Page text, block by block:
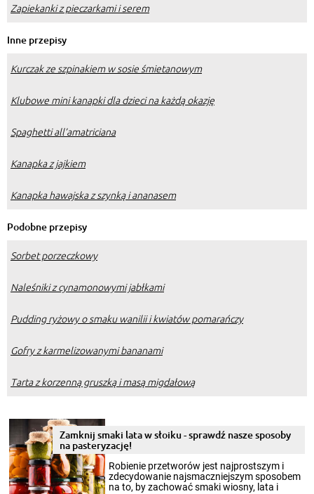
Zapiekanki z pieczarkami i serem
Inne przepisy
Kurczak ze szpinakiem w sosie śmietanowym
Klubowe mini kanapki dla dzieci na każdą okazję
Spaghetti all’amatriciana
Kanapka z jajkiem
Kanapka hawajska z szynką i ananasem
Podobne przepisy
Sorbet porzeczkowy
Naleśniki z cynamonowymi jabłkami
Pudding ryżowy o smaku wanilii i kwiatów pomarańczy
Gofry z karmelizowanymi bananami
Tarta z korzenną gruszką i masą migdałową
Zamknij smaki lata w słoiku - sprawdź nasze sposoby
na pasteryzację!
Robienie przetworów jest najprostszym i
zdecydowanie najsmaczniejszym sposobem
na to, by zachować smaki wiosny, lata i